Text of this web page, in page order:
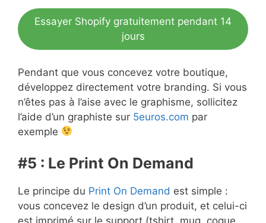
Essayer Shopify gratuitement pendant 14
jours
Pendant que vous concevez votre boutique,
développez directement votre branding. Si vous
n’êtes pas à l’aise avec le graphisme, sollicitez
l’aide d’un graphiste sur 5euros.com par
exemple
#5 : Le Print On Demand
Le principe du Print On Demand est simple :
vous concevez le design d’un produit, et celui-ci